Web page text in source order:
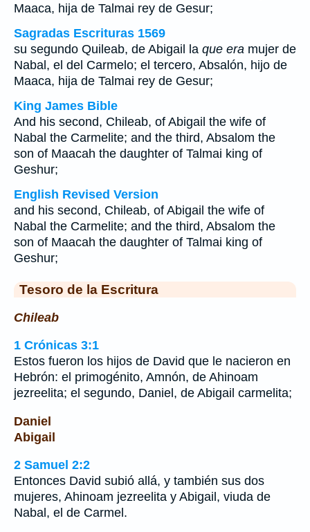
Maaca, hija de Talmai rey de Gesur;
Sagradas Escrituras 1569
su segundo Quileab, de Abigail la que era mujer de
Nabal, el del Carmelo; el tercero, Absalón, hijo de
Maaca, hija de Talmai rey de Gesur;
King James Bible
And his second, Chileab, of Abigail the wife of
Nabal the Carmelite; and the third, Absalom the
son of Maacah the daughter of Talmai king of
Geshur;
English Revised Version
and his second, Chileab, of Abigail the wife of
Nabal the Carmelite; and the third, Absalom the
son of Maacah the daughter of Talmai king of
Geshur;
Tesoro de la Escritura
Chileab
1 Crónicas 3:1
Estos fueron los hijos de David que le nacieron en
Hebrón: el primogénito, Amnón, de Ahinoam
jezreelita; el segundo, Daniel, de Abigail carmelita;
Daniel
Abigail
2 Samuel 2:2
Entonces David subió allá, y también sus dos
mujeres, Ahinoam jezreelita y Abigail, viuda de
Nabal, el de Carmel.